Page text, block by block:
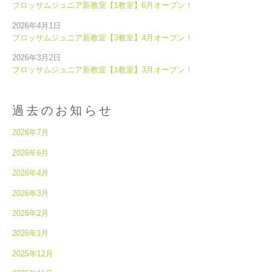
ブロッサムジュニア新教室【1教室】6月オープン！
ブロッサムジュニア新教室【3教室】4月オープン！
2026年4月1日
ブロッサムジュニア新教室【1教室】3月オープン！
2026年3月2日
過去のお知らせ
2026年7月
2026年6月
2026年4月
2026年3月
2026年2月
2026年1月
2025年12月